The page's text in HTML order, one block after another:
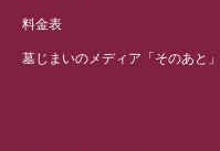
料金表
墓じまいのメディア「そのあと」